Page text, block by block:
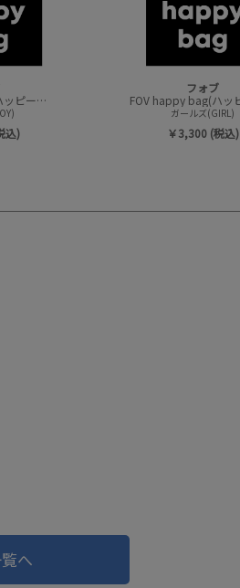
FOV happy bag(ハッピーバック/トップスセット)
込)
フォブ
ガールズ(GIRL)
￥3,300 (税込)
へ